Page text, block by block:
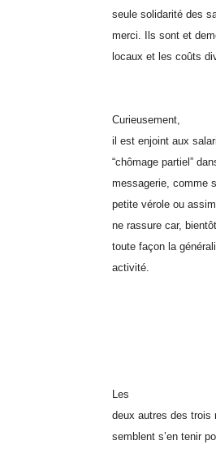
seule solidarité des
merci. Ils sont et
locaux et les coûts
Curieusement,
il est enjoint aux
“chômage partiel”
messagerie, comme
petite vérole ou
ne rassure car,
toute façon la
activité.
Les
deux autres des trois
semblent s’en tenir